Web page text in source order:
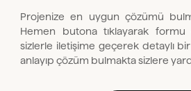
Projenize en uygun çözümü
Hemen butona tıklayarak
sizlerle iletişime geçerek detaylı bir
anlayıp çözüm bulmakta sizlere